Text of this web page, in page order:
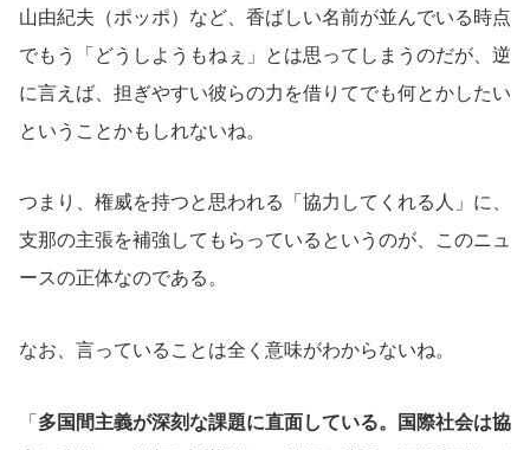
山由紀夫（ポッポ）など、香ばしい名前が並んでいる時点
でもう「どうしようもねぇ」とは思ってしまうのだが、逆
に言えば、担ぎやすい彼らの力を借りてでも何とかしたい
ということかもしれないね。
つまり、権威を持つと思われる「協力してくれる人」に、
支那の主張を補強してもらっているというのが、このニュ
ースの正体なのである。
なお、言っていることは全く意味がわからないね。
「 多国間主義が深刻な課題に直面している。国際社会は協